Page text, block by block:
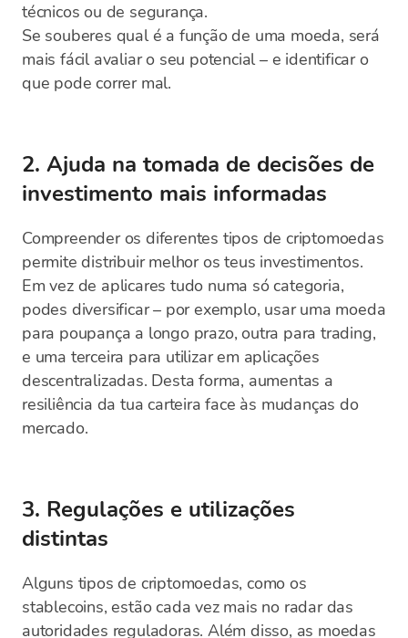
técnicos ou de segurança.
Se souberes qual é a função de uma moeda, será
mais fácil avaliar o seu potencial – e identificar o
que pode correr mal.
2. Ajuda na tomada de decisões de
investimento mais informadas
Compreender os diferentes tipos de criptomoedas
permite distribuir melhor os teus investimentos.
Em vez de aplicares tudo numa só categoria,
podes diversificar – por exemplo, usar uma moeda
para poupança a longo prazo, outra para trading,
e uma terceira para utilizar em aplicações
descentralizadas. Desta forma, aumentas a
resiliência da tua carteira face às mudanças do
mercado.
3. Regulações e utilizações
distintas
Alguns tipos de criptomoedas, como os
stablecoins, estão cada vez mais no radar das
autoridades reguladoras. Além disso, as moedas